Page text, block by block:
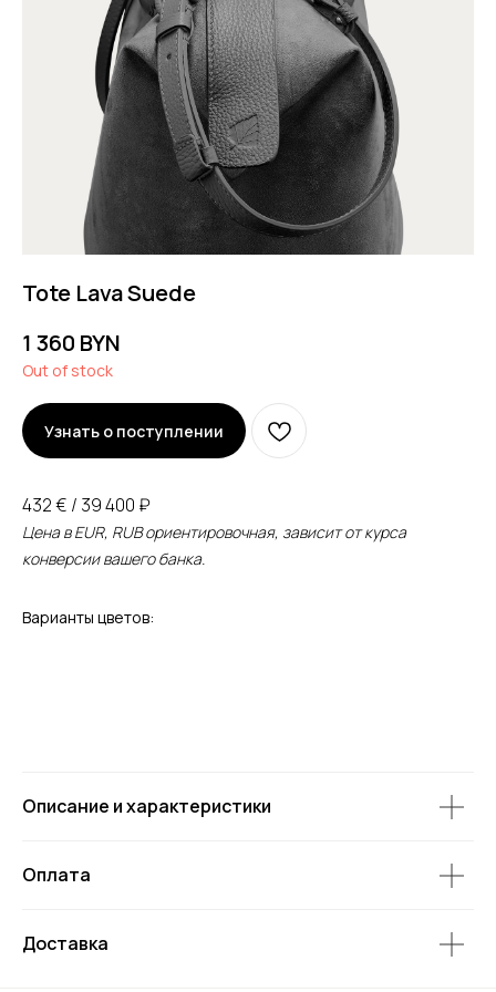
Tote Lava Suede
1 360 BYN
Out of stock
Узнать о поступлении
432 € / 39 400 ₽
Цена в EUR, RUB ориентировочная, зависит от курса
конверсии вашего банка.
Варианты цветов:
Описание и характеристики
Оплата
Доставка